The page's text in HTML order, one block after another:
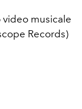
video musicale
Records)